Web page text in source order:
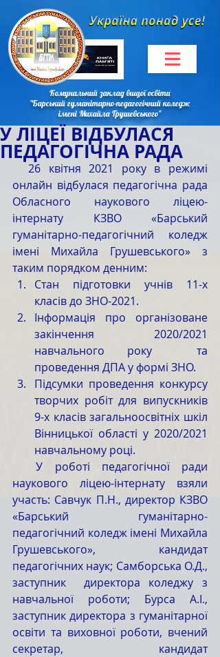
Комунальний заклад вищої освіти
"Барський гуманітарно-педагогічний коледж
імені Михайла Грушевського"
У ЛІЦЕЇ ВІДБУЛАСЯ
ПЕДАГОГІЧНА РАДА
  26 квітня 2021 року в режимі
онлайн відбулася педагогічна рада
Обласного наукового ліцею-
інтернату КЗВО «Барський
гуманітарно-педагогічний коледж
імені Михайла Грушевського» з
таким порядком денним:
Стан підготовки учнів 11-х
класів до ЗНО-2021.
Інформація про організоване
закінчення 2020/2021
навчального року  та
проведення ДПА у формі ЗНО.
Підсумки проведення конкурсу
творчих робіт для випускників
9-х класів загальноосвітніх шкіл
Вінницької області у 2020/2021
навчальному році.
  У роботі педагогічної ради
наукового ліцею-інтернату взяли
участь: Савчук П.Н., директор КЗВО
«Барський гуманітарно-
педагогічний коледж імені Михайла
Грушевського»,  кандидат
педагогічних наук; Самборська О.Д.,
заступник  директора коледжу з
навчальної роботи; Бурса А.І.,
заступник директора з гуманітарної
освіти та виховної роботи, вчений
секретар, кандидат